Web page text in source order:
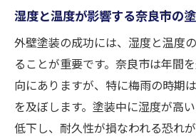
耐久性テストを基にした
防水性を強化するため
外壁塗装の耐久性を測る
成功する外壁塗装のために
市の特性
奈良市の歴史的建造物と
湿度と温度が影響する奈良市の
外壁塗装の成功には、湿度と温度
ることが重要です。奈良市は年間
向にありますが、特に梅雨の時期
を及ぼします。塗装中に湿度が高
低下し、耐久性が損なわれる恐れ